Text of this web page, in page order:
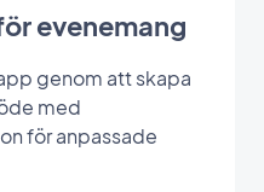
evenemang
genom att skapa
med
för anpassade